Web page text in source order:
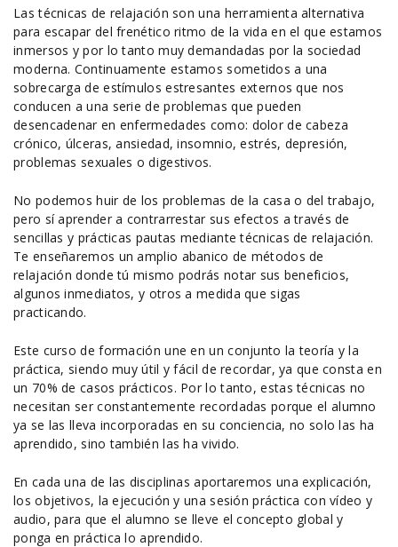
Las técnicas de relajación son una herramienta alternativa
para escapar del frenético ritmo de la vida en el que estamos
inmersos y por lo tanto muy demandadas por la sociedad
moderna. Continuamente estamos sometidos a una
sobrecarga de estímulos estresantes externos que nos
conducen a una serie de problemas que pueden
desencadenar en enfermedades como: dolor de cabeza
crónico, úlceras, ansiedad, insomnio, estrés, depresión,
problemas sexuales o digestivos.
No podemos huir de los problemas de la casa o del trabajo,
pero sí aprender a contrarrestar sus efectos a través de
sencillas y prácticas pautas mediante técnicas de relajación.
Te enseñaremos un amplio abanico de métodos de
relajación donde tú mismo podrás notar sus beneficios,
algunos inmediatos, y otros a medida que sigas
practicando.
Este curso de formación une en un conjunto la teoría y la
práctica, siendo muy útil y fácil de recordar, ya que consta en
un 70% de casos prácticos. Por lo tanto, estas técnicas no
necesitan ser constantemente recordadas porque el alumno
ya se las lleva incorporadas en su conciencia, no solo las ha
aprendido, sino también las ha vivido.
En cada una de las disciplinas aportaremos una explicación,
los objetivos, la ejecución y una sesión práctica con vídeo y
audio, para que el alumno se lleve el concepto global y
ponga en práctica lo aprendido.